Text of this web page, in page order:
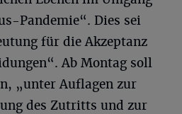
Pandemie“. Dies sei
für die Akzeptanz
Ab Montag soll
„unter Auflagen zur
des Zutritts und zur